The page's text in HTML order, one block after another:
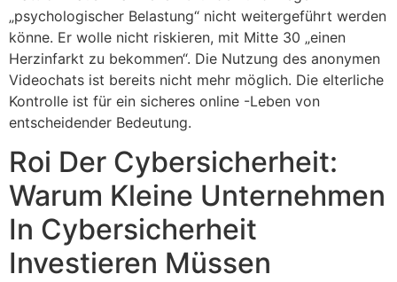
„psychologischer Belastung“ nicht weitergeführt werden
könne. Er wolle nicht riskieren, mit Mitte 30 „einen
Herzinfarkt zu bekommen“. Die Nutzung des anonymen
Videochats ist bereits nicht mehr möglich. Die elterliche
Kontrolle ist für ein sicheres online -Leben von
entscheidender Bedeutung.
Roi Der Cybersicherheit:
Warum Kleine Unternehmen
In Cybersicherheit
Investieren Müssen